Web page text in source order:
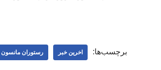
برچسب‌ها: اخرین خبر رستوران مانسون